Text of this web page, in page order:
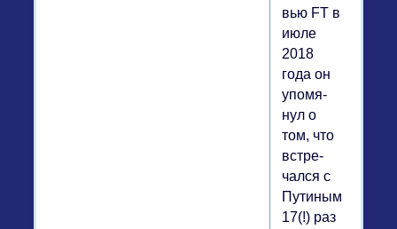
вью FT в
июле
2018
года он
упо­мя­
нул о
том, что
встре­
чал­ся с
Пу­ти­ным
17(!) раз